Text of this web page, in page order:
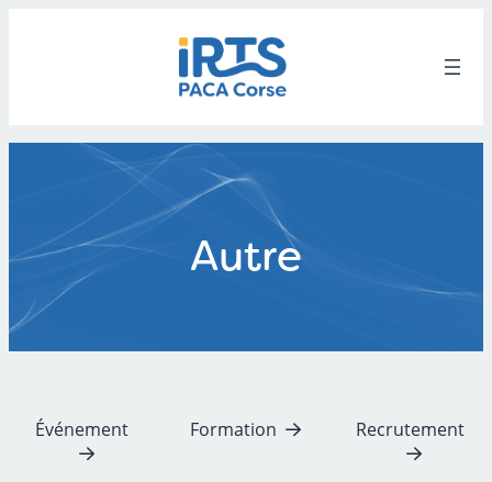
Autre
Événement Formation Recrutement